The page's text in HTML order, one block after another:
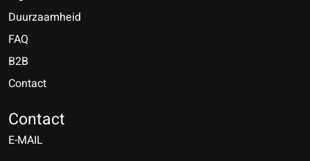
Duurzaamheid
FAQ
B2B
Contact
Contact
E-MAIL